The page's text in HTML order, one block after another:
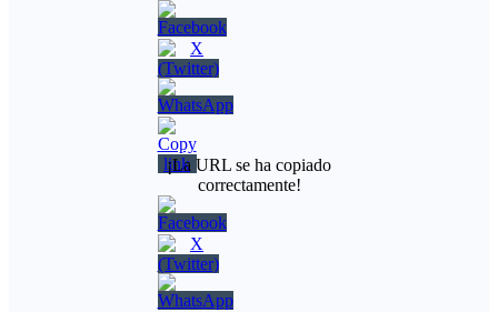
¡La URL se ha copiado
correctamente!